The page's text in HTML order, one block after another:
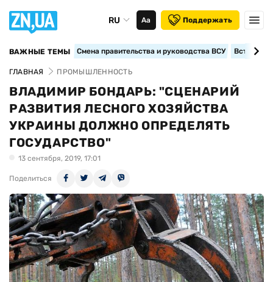
RU Аа Поддержать
ВАЖНЫЕ ТЕМЫ Смена правительства и руководства ВСУ
ГЛАВНАЯ ПРОМЫШЛЕННОСТЬ
ВЛАДИМИР БОНДАРЬ: "СЦЕНАРИЙ
РАЗВИТИЯ ЛЕСНОГО ХОЗЯЙСТВА
УКРАИНЫ ДОЛЖНО ОПРЕДЕЛЯТЬ
ГОСУДАРСТВО"
13 сентября, 2019, 17:01
Поделиться